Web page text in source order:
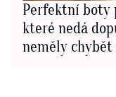
Perfektní boty
které nedá
neměly chybět